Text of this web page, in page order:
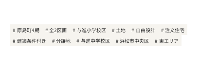
原島町4期 全2区画 与進小学校区 土地 自由設計
注文住宅
建築条件付き
分譲地 与進中学校区 浜松市中央区 東エリア